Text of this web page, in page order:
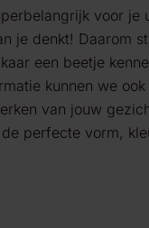
voor je
je denkt! Daarom
een beetje
kunnen we ook
van jouw
perfecte vorm,